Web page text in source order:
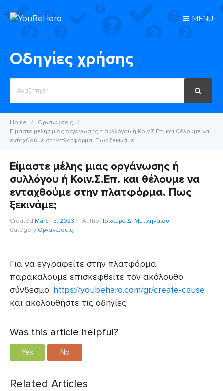
MENU
Οδηγίες χρήσης
For
Home
Οργανώσεις
Είμαστε μέλης μιας οργάνωσης ή συλλόγου ή Κοιν.Σ.Επ. και θέλουμε να
ενταχθούμε στην πλατφόρμα. Πως ξεκινάμε;
Είμαστε μέλης μιας οργάνωσης ή
συλλόγου ή Κοιν.Σ.Επ. και θέλουμε να
ενταχθούμε στην πλατφόρμα. Πως
ξεκινάμε;
Created March 5, 2023 Author Ισιδώρα Δ. Μυτιληναίου
Category Οργανώσεις
Για να εγγραφείτε στην πλατφόρμα
παρακαλούμε επισκεφθείτε τον ακόλουθο
σύνδεσμο: https://youbehero.com/gr/create-cause
και ακολουθήστε τις οδηγίες.
Was this article helpful?
Yes No
Related Articles